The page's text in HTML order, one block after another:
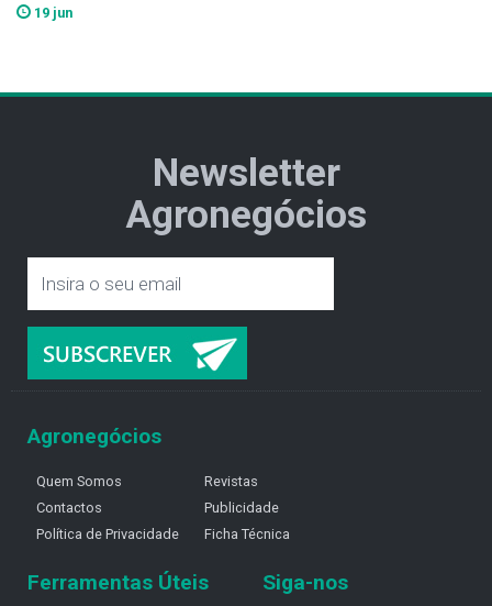
19 jun
Newsletter
Agronegócios
Agronegócios
Quem Somos
Contactos
Política de Privacidade
Revistas
Publicidade
Ficha Técnica
Ferramentas Úteis Siga-nos